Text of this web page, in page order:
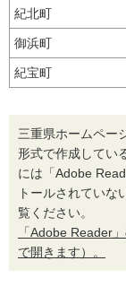
紀北町
御浜町
紀宝町
三重県ホームペー
形式で作成してい
には「Adobe
トールされていな
覧ください。
「Adobe Reader
で開きます）。